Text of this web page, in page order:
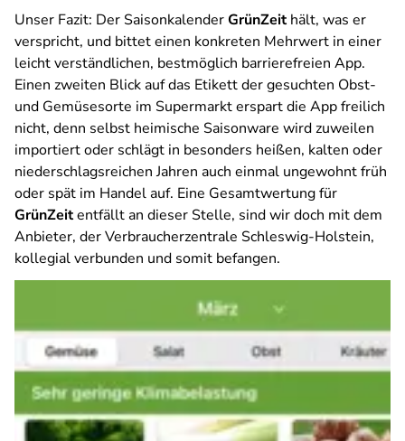
Unser Fazit: Der SaisonkalenderGrünZeithält, was er
verspricht, und bittet einen konkreten Mehrwert in einer
leicht verständlichen, bestmöglich barrierefreien App.
Einen zweiten Blick auf das Etikett der gesuchten Obst-
und Gemüsesorte im Supermarkt erspart die App freilich
nicht, denn selbst heimische Saisonware wird zuweilen
importiert oder schlägt in besonders heißen, kalten oder
niederschlagsreichen Jahren auch einmal ungewohnt früh
oder spät im Handel auf. Eine Gesamtwertung für
GrünZeitentfällt an dieser Stelle, sind wir doch mit dem
Anbieter, der Verbraucherzentrale Schleswig-Holstein,
kollegial verbunden und somit befangen.